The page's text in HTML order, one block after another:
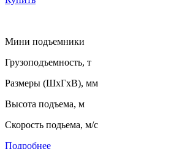
Мини подъемники
Грузоподъемность, т
Размеры (ШхГхВ), мм
Высота подъема, м
Скорость подьема, м/с
Подробнее